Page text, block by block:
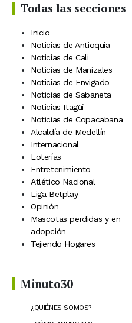
Todas las secciones
Inicio
Noticias de Antioquia
Noticias de Cali
Noticias de Manizales
Noticias de Envigado
Noticias de Sabaneta
Noticias Itagüí
Noticias de Copacabana
Alcaldía de Medellín
Internacional
Loterías
Entretenimiento
Atlético Nacional
Liga Betplay
Opinión
Mascotas perdidas y en
adopción
Tejiendo Hogares
Minuto30
¿QUIÉNES SOMOS?